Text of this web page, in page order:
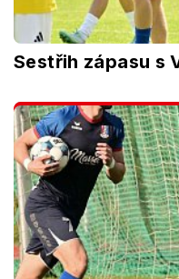
Sestřih zápasu s